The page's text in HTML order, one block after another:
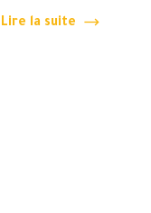
Lire la suite